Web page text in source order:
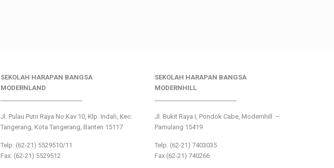
SEKOLAH HARAPAN BANGSA
MODERNLAND
Jl. Pulau Putri Raya No.Kav 10, Klp. Indah, Kec.
Tangerang, Kota Tangerang, Banten 15117
Telp: (62-21) 5529510/11
Fax: (62-21) 5529512
SEKOLAH HARAPAN BANGSA
MODERNHILL
Jl. Bukit Raya I, Pondok Cabe, Modernhill –
Pamulang 15419
Telp. (62-21) 7403035
Fax (62-21) 740266